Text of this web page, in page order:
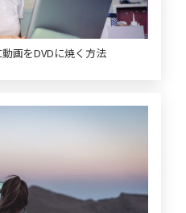
画をDVDに焼く方法